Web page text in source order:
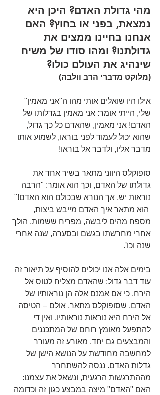
מהי גדולת האדם? היכן היא
נמצאת, בפני או בחוץ? האם
אנחנו בחיינו ממצים את
גדולתנו? ומהו סודו של משיח
שינהיג את העולם כולו?
(מלוקט מדברי הרב וולבה)
אילו היו שואלים אותי מהו ה"אני מאמין"
שלי, הייתי אומר: אני מאמין בגדלותו של
האדם! אני מאמין, שהאדם כל כך גדול,
שהוא יכול לעמוד לפני בוראו, לשמוע אותו
מדבר אליו, ולדבר אל בוראו!
סופוקלס היווני מתאר בשיר אחד את
גדולתו של האדם, וכך הוא אומר: "הרבה
נוראות יש, אך הנורא שבכולם הוא האדם!"
הוא מתאר איך האדם מייבש ביצות,
מספח מהים ליבשה, מפריח ששמות, הולך
אחרי מחרשתו בגשם ובסערה, שנה אחרי
שנה וכו'.
בימים אלה אנו יכולים להוסיף על תיאור זה
עוד דבר גדול: שהאדם מצליח לטוס אל
הירח. כי אם אמנם אלה הן נוראותיו של
האדם, שסופוקלס מתאר, אולם – הטיסה
אל הירח היא נוראות נוראותיו, ואין די
להתפעל מאומץ רוחם של המתכננים
והמבצעים גם יחד. מאורע זה מעורר
למחשבה מחודשת על הנושא הישן של
גדלות האדם. ננסה להשתחרר
מההתרגשות הרגעית, ונשאל את עצמנו:
האם "האדם" מיצה במבצע כגון זה וכדומה